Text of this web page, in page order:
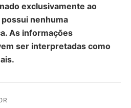
exclusivamente ao
nenhuma
As informações
ser interpretadas como